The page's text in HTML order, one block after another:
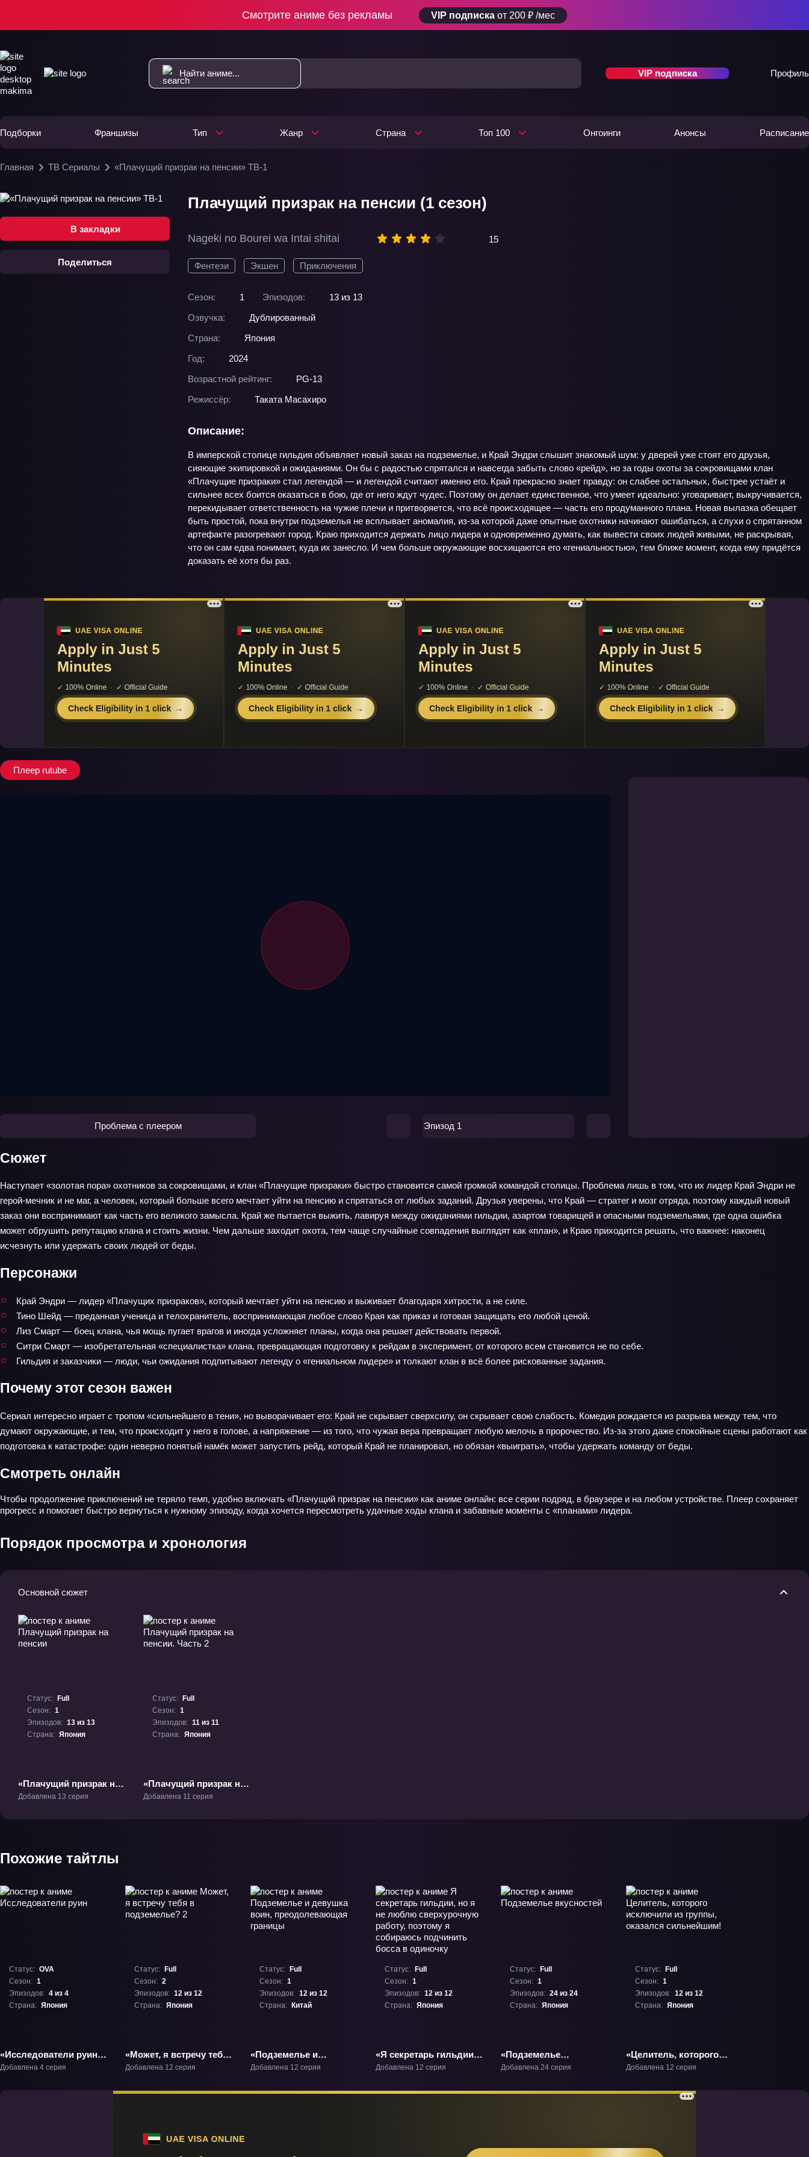
Смотрите аниме без рекламы VIP подписка от 200 ₽ /мес
VIP подписка Профиль
Подборки Франшизы Тип Жанр Страна Топ 100 Онгоинги Анонсы Расписание
Главная ТВ Сериалы «Плачущий призрак на пенсии» ТВ-1
В закладки
Поделиться
Плачущий призрак на пенсии (1 сезон)
Nageki no Bourei wa Intai shitai 15
Фентези Экшен Приключения
Сезон: 1 Эпизодов:
13 из 13
Озвучка:
Дублированный
Страна:
Япония
Год:
2024
Возрастной рейтинг:
PG-13
Режиссёр:
Таката Масахиро
Описание:
В имперской столице гильдия объявляет новый заказ на подземелье, и Край Эндри слышит знакомый шум: у дверей уже стоят его друзья,
сияющие экипировкой и ожиданиями. Он бы с радостью спрятался и навсегда забыть слово «рейд», но за годы охоты за сокровищами клан
«Плачущие призраки» стал легендой — и легендой считают именно его. Край прекрасно знает правду: он слабее остальных, быстрее устаёт и
сильнее всех боится оказаться в бою, где от него ждут чудес. Поэтому он делает единственное, что умеет идеально: уговаривает, выкручивается,
перекидывает ответственность на чужие плечи и притворяется, что всё происходящее — часть его продуманного плана. Новая вылазка обещает
быть простой, пока внутри подземелья не всплывает аномалия, из‑за которой даже опытные охотники начинают ошибаться, а слухи о спрятанном
артефакте разогревают город. Краю приходится держать лицо лидера и одновременно думать, как вывести своих людей живыми, не раскрывая,
что он сам едва понимает, куда их занесло. И чем больше окружающие восхищаются его «гениальностью», тем ближе момент, когда ему придётся
доказать её хотя бы раз.
Плеер rutube
Проблема с плеером Эпизод 1
Сюжет
Наступает «золотая пора» охотников за сокровищами, и клан «Плачущие призраки» быстро становится самой громкой командой столицы. Проблема лишь в том, что их лидер Край Эндри не
герой‑мечник и не маг, а человек, который больше всего мечтает уйти на пенсию и спрятаться от любых заданий. Друзья уверены, что Край — стратег и мозг отряда, поэтому каждый новый
заказ они воспринимают как часть его великого замысла. Край же пытается выжить, лавируя между ожиданиями гильдии, азартом товарищей и опасными подземельями, где одна ошибка
может обрушить репутацию клана и стоить жизни. Чем дальше заходит охота, тем чаще случайные совпадения выглядят как «план», и Краю приходится решать, что важнее: наконец
исчезнуть или удержать своих людей от беды.
Персонажи
Край Эндри — лидер «Плачущих призраков», который мечтает уйти на пенсию и выживает благодаря хитрости, а не силе.
Тино Шейд — преданная ученица и телохранитель, воспринимающая любое слово Края как приказ и готовая защищать его любой ценой.
Лиз Смарт — боец клана, чья мощь пугает врагов и иногда усложняет планы, когда она решает действовать первой.
Ситри Смарт — изобретательная «специалистка» клана, превращающая подготовку к рейдам в эксперимент, от которого всем становится не по себе.
Гильдия и заказчики — люди, чьи ожидания подпитывают легенду о «гениальном лидере» и толкают клан в всё более рискованные задания.
Почему этот сезон важен
Сериал интересно играет с тропом «сильнейшего в тени», но выворачивает его: Край не скрывает сверхсилу, он скрывает свою слабость. Комедия рождается из разрыва между тем, что
думают окружающие, и тем, что происходит у него в голове, а напряжение — из того, что чужая вера превращает любую мелочь в пророчество. Из‑за этого даже спокойные сцены работают как
подготовка к катастрофе: один неверно понятый намёк может запустить рейд, который Край не планировал, но обязан «выиграть», чтобы удержать команду от беды.
Смотреть онлайн
Чтобы продолжение приключений не теряло темп, удобно включать «Плачущий призрак на пенсии» как аниме онлайн: все серии подряд, в браузере и на любом устройстве. Плеер сохраняет
прогресс и помогает быстро вернуться к нужному эпизоду, когда хочется пересмотреть удачные ходы клана и забавные моменты с «планами» лидера.
Порядок просмотра и хронология
Основной сюжет
Статус:
Full
Сезон: 1
Эпизодов: 13 из 13
Страна: Япония
«Плачущий призрак на
пенсии» ТВ-1
Добавлена 13 серия
Статус:
Full
Сезон: 1
Эпизодов: 11 из 11
Страна: Япония
«Плачущий призрак на
пенсии. Часть 2» ТВ-1
Добавлена 11 серия
Похожие тайтлы
Статус: OVA
Сезон: 1
Эпизодов: 4 из 4
Страна: Япония
«Исследователи руин»
ОВА-1
Добавлена 4 серия
Статус:
Full
Сезон: 2
Эпизодов: 12 из 12
Страна: Япония
«Может, я встречу тебя
в подземелье? 2» ТВ-2
Добавлена 12 серия
Статус:
Full
Сезон: 1
Эпизодов: 12 из 12
Страна:
Китай
«Подземелье и
девушка воин,
границы» ТВ-1
Добавлена 12 серия
Статус:
Full
Сезон: 1
Эпизодов: 12 из 12
Страна: Япония
«Я секретарь гильдии,
но я не люблю
поэтому я собираюсь
Добавлена 12 серия
Статус:
Full
Сезон: 1
Эпизодов: 24 из 24
Страна: Япония
«Подземелье
вкусностей» ТВ-1
Добавлена 24 серия
Статус:
Full
Сезон: 1
Эпизодов: 12 из 12
Страна: Япония
«Целитель, которого
исключили из группы,
сильнейшим!» ТВ-1
Добавлена 12 серия